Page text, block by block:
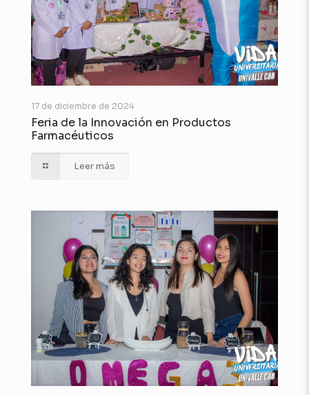
17 de diciembre de 2024
Feria de la Innovación en Productos
Farmacéuticos
Leer más